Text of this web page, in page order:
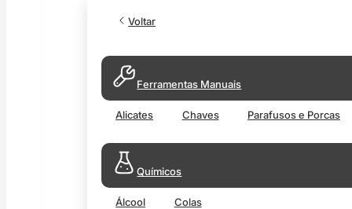
Voltar
Ferramentas Manuais
Alicates Chaves Parafusos e Porcas
Químicos
Álcool Colas